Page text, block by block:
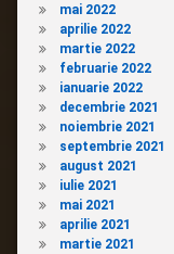
mai 2022
aprilie 2022
martie 2022
februarie 2022
ianuarie 2022
decembrie 2021
noiembrie 2021
septembrie 2021
august 2021
iulie 2021
mai 2021
aprilie 2021
martie 2021